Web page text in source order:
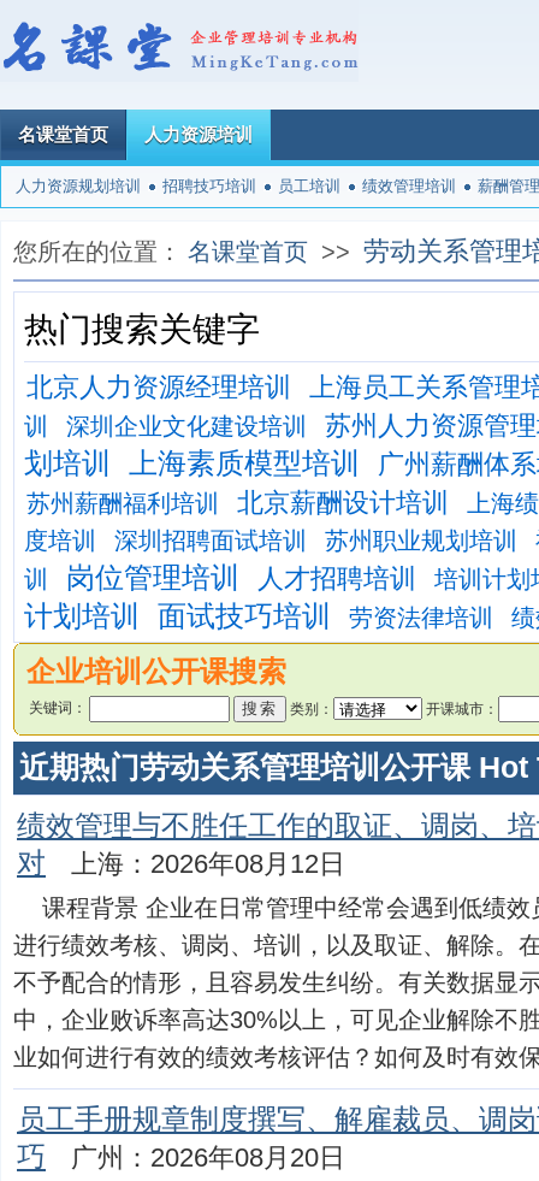
名课堂首页 人力资源培训
人力资源规划培训 招聘技巧培训 员工培训 绩效管理培训 薪酬管
您所在的位置： 名课堂首页 >> 劳动关系管理
热门搜索关键字
北京人力资源经理培训 上海员工关系管理
训 深圳企业文化建设培训 苏州人力资源管
划培训 上海素质模型培训 广州薪酬体
苏州薪酬福利培训 北京薪酬设计培训
上海
度培训
深圳招聘面试培训 苏州职业规划培训
训
岗位管理培训 人才招聘培训 培训计划
计划培训 面试技巧培训 劳资法律培训
企业培训公开课搜索
关键词： 类别： 开课城市：
近期热门劳动关系管理培训公开课
绩效管理与不胜任工作的取证、调岗、
对
上海：2026年08月12日
课程背景 企业在日常管理中经常会遇到低绩
进行绩效考核、调岗、培训，以及取证、解除。
不予配合的情形，且容易发生纠纷。有关数据显
中，企业败诉率高达30%以上，可见企业解除不
业如何进行有效的绩效考核评估？如何及时有效
员工手册规章制度撰写、解雇裁员、调
巧
广州：2026年08月20日